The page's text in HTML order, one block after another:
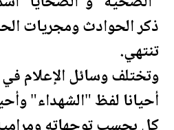
ذكر الحوادث ومجريات
تنتهي.
وتختلف وسائل الإعلام
أحيانا لفظ "الشهداء"